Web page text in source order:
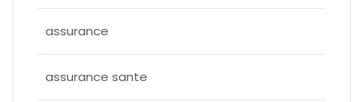
assurance
assurance sante